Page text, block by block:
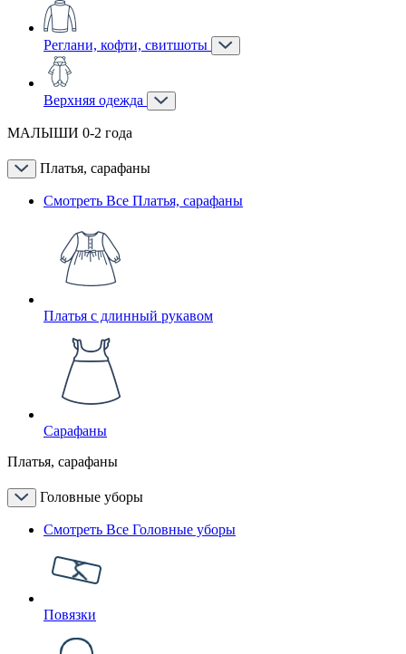
Реглани, кофти, свитшоты
Верхняя одежда
МАЛЫШИ 0-2 года
Платья, сарафаны
Смотреть Все Платья, сарафаны
Платья с длинный рукавом
Сарафаны
Платья, сарафаны
Головные уборы
Смотреть Все Головные уборы
Повязки